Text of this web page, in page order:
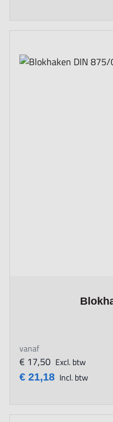
The price depends on
vanaf
€ 21,18 Incl. btw
€ 17,50 Excl. btw